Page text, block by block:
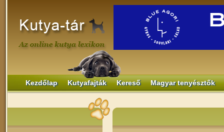
Kezdőlap Kutyafajták Kereső Magyar tenyésztők